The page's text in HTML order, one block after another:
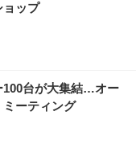
ップ
100台が大集結…オー
ーティング